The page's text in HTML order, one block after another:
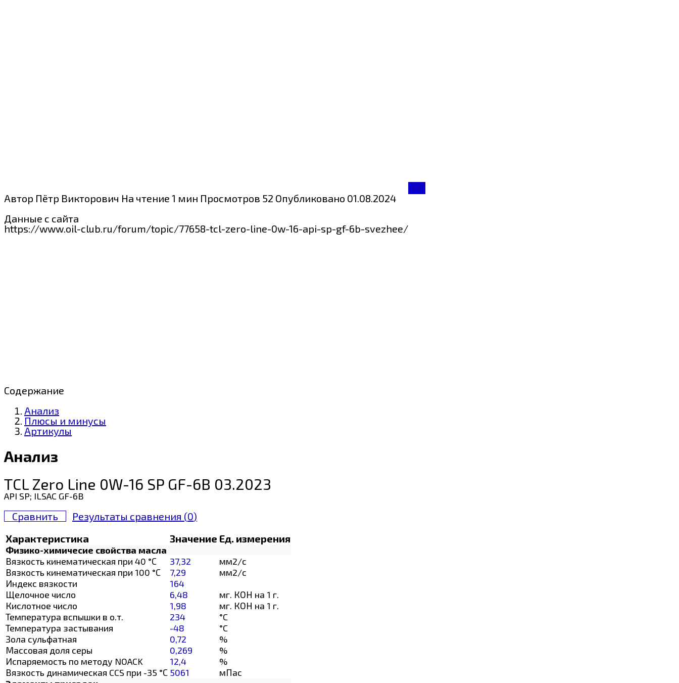
TCL
Автор Пётр Викторович На чтение 1 мин Просмотров 52 Опубликовано 01.08.2024
Данные с сайта
https://www.oil-club.ru/forum/topic/77658-tcl-zero-line-0w-16-api-sp-gf-6b-svezhee/
Содержание
Анализ
Плюсы и минусы
Артикулы
Анализ
TCL Zero Line 0W-16 SP GF-6B 03.2023
API SP; ILSAC GF-6B
Сравнить Результаты сравнения (0)
Характеристика
Значение Ед. измерения
Физико-химичесие свойства масла
Вязкость кинематическая при 40 °С
37,32
мм2/с
Вязкость кинематическая при 100 °С
7,29
мм2/с
Индекс вязкости
164
Щелочное число
6,48
мг. КОН на 1 г.
Кислотное число
1,98
мг. КОН на 1 г.
Температура вспышки в о.т.
234
°C
Температура застывания
-48
°C
Зола сульфатная
0,72
%
Массовая доля серы
0,269
%
Испаряемость по методу NOACK
12,4
%
Вязкость динамическая CCS при -35 °С 5061
мПас